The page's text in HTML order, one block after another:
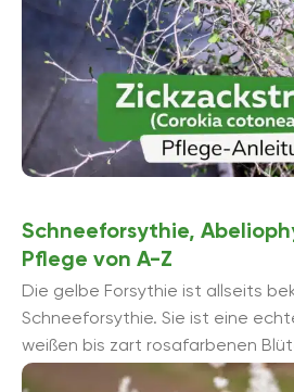
Schneeforsythie,
Pflege von A-Z
Die gelbe Forsythie ist allseits
Schneeforsythie. Sie ist eine
weißen bis zart rosafarbenen
von Mä...